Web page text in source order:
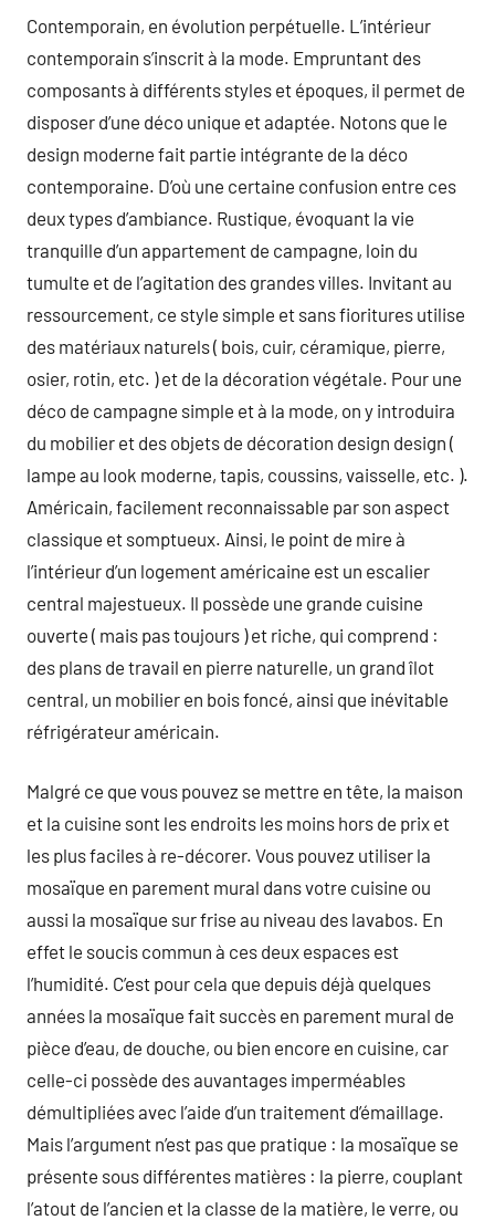
Contemporain, en évolution perpétuelle. L’intérieur
contemporain s’inscrit à la mode. Empruntant des
composants à différents styles et époques, il permet de
disposer d’une déco unique et adaptée. Notons que le
design moderne fait partie intégrante de la déco
contemporaine. D’où une certaine confusion entre ces
deux types d’ambiance. Rustique, évoquant la vie
tranquille d’un appartement de campagne, loin du
tumulte et de l’agitation des grandes villes. Invitant au
ressourcement, ce style simple et sans fioritures utilise
des matériaux naturels ( bois, cuir, céramique, pierre,
osier, rotin, etc. ) et de la décoration végétale. Pour une
déco de campagne simple et à la mode, on y introduira
du mobilier et des objets de décoration design design (
lampe au look moderne, tapis, coussins, vaisselle, etc. ).
Américain, facilement reconnaissable par son aspect
classique et somptueux. Ainsi, le point de mire à
l’intérieur d’un logement américaine est un escalier
central majestueux. Il possède une grande cuisine
ouverte ( mais pas toujours ) et riche, qui comprend :
des plans de travail en pierre naturelle, un grand îlot
central, un mobilier en bois foncé, ainsi que inévitable
réfrigérateur américain.
Malgré ce que vous pouvez se mettre en tête, la maison
et la cuisine sont les endroits les moins hors de prix et
les plus faciles à re-décorer. Vous pouvez utiliser la
mosaïque en parement mural dans votre cuisine ou
aussi la mosaïque sur frise au niveau des lavabos. En
effet le soucis commun à ces deux espaces est
l’humidité. C’est pour cela que depuis déjà quelques
années la mosaïque fait succès en parement mural de
pièce d’eau, de douche, ou bien encore en cuisine, car
celle-ci possède des auvantages imperméables
démultipliées avec l’aide d’un traitement d’émaillage.
Mais l’argument n’est pas que pratique : la mosaïque se
présente sous différentes matières : la pierre, couplant
l’atout de l’ancien et la classe de la matière, le verre, ou